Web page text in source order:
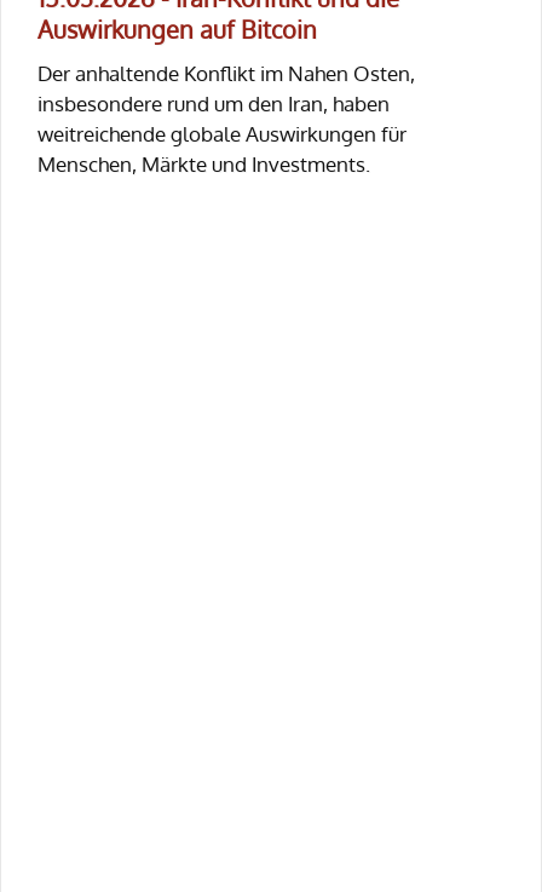
Auswirkungen auf Bitcoin
Der anhaltende Konflikt im Nahen Osten,
insbesondere rund um den Iran, haben
weitreichende globale Auswirkungen für
Menschen, Märkte und Investments.